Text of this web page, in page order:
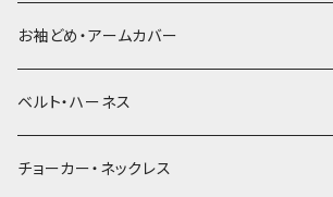
お袖どめ・アームカバー
ベルト・ハーネス
チョーカー・ネックレス